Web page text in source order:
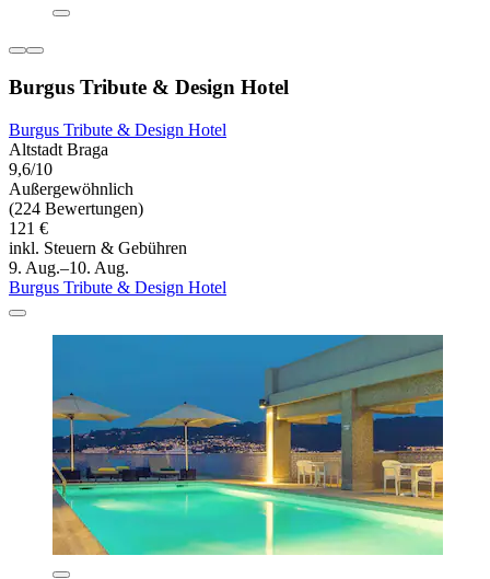
Burgus Tribute & Design Hotel
Burgus Tribute & Design Hotel
Altstadt Braga
9,6/10
Außergewöhnlich
(224 Bewertungen)
121 €
inkl. Steuern & Gebühren
9. Aug.–10. Aug.
Burgus Tribute & Design Hotel